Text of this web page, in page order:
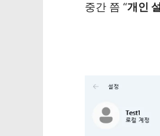
중간 쯤 “개인